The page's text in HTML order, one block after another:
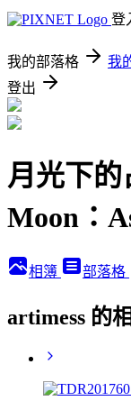
登
我的部落格 我
登出
月光下的
Moon：
相簿 部落格
artimess 的